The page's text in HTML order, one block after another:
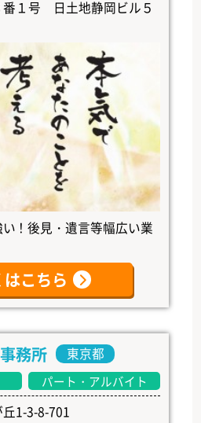
番１号 日土地静岡ビル５
！後見・遺言等幅広い業
こちら
務所 東京都
パート・アルバイト
1-3-8-701